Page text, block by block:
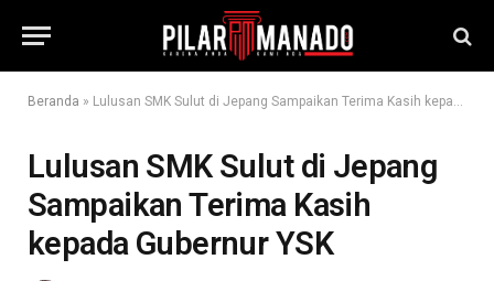
Beranda » Lulusan SMK Sulut di Jepang Sampaikan Terima Kasih kepada Gubernur YSK
Lulusan SMK Sulut di Jepang
Sampaikan Terima Kasih
kepada Gubernur YSK